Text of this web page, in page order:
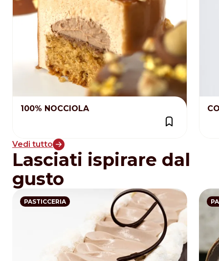
100% NOCCIOLA
Vedi tutto
Lasciati ispirare dal
gusto
PASTICCERIA